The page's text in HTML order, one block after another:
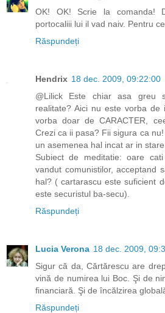
OK! OK! Scrie la comanda!
portocaliii lui il vad naiv. Pentru
Răspundeți
Hendrix 18 dec. 2009, 09:22:00
@Lilick Este chiar asa greu
realitate? Aici nu este vorba de
vorba doar de CARACTER,
Crezi ca ii pasa? Fii sigura ca
un asemenea hal incat ar in
Subiect de meditatie: oare
vandut comunistilor, acceptand
hal? ( cartarascu este suficient
este securistul ba-secu).
Răspundeți
Lucia Verona 18 dec. 2009,
Sigur că da, Cărtărescu are
vină de numirea lui Boc. Şi de
financiară. Şi de încălzirea
Răspundeți